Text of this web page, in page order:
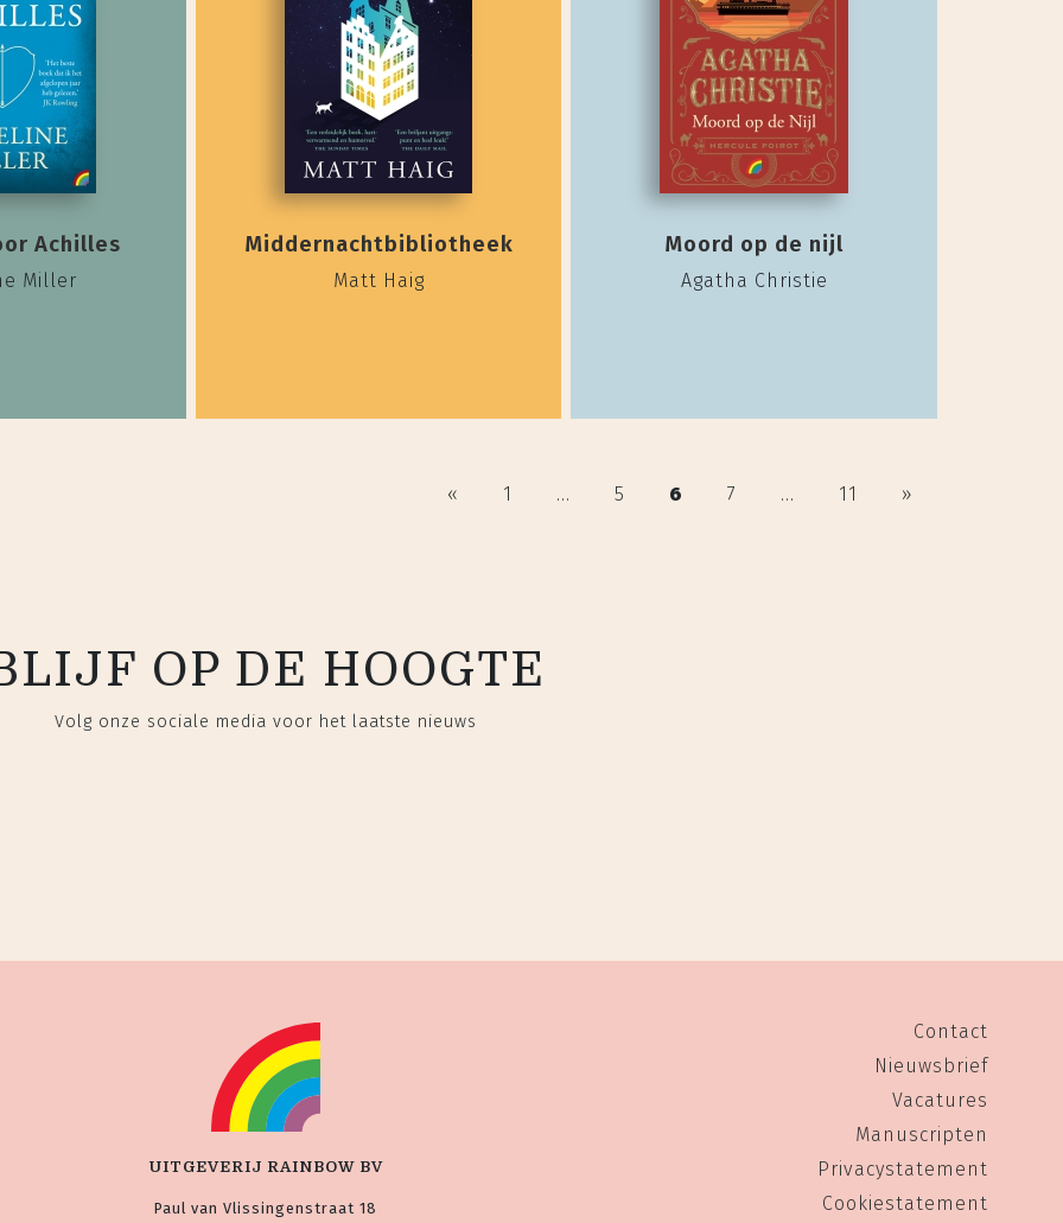
Achilles
Miller
Middernachtbibliotheek
Matt Haig
Moord op de nijl
Agatha Christie
« 1 ... 5 6 7 ... 11 »
OP DE HOOGTE
Volg onze sociale media voor het laatste nieuws
UITGEVERIJ RAINBOW BV
Paul van Vlissingenstraat 18
Contact
Nieuwsbrief
Vacatures
Manuscripten
Privacystatement
Cookiestatement